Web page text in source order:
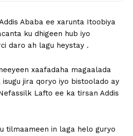
Ababa ee xarunta Itoobiya
ku dhigeen hub iyo
daro ah lagu heystay .
xaafadaha magaalada
isugu jira qoryo iyo bistoolado ay
Lafto ee ka tirsan Addis
tilmaameen in laga helo guryo